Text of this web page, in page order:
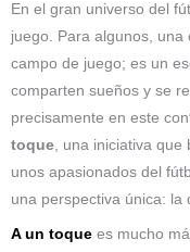
En el gran universo del
juego. Para algunos,
campo de juego; es un
comparten sueños y se
precisamente en este
toque, una iniciativa que
unos apasionados del
una perspectiva única: la
A un toque es mucho